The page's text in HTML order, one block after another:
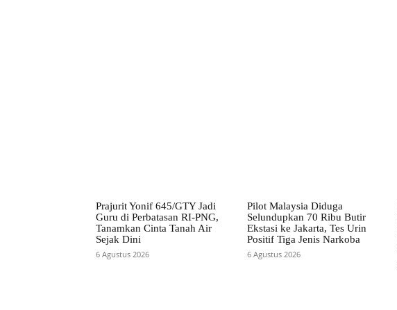
Prajurit Yonif 645/GTY Jadi
Guru di Perbatasan RI-PNG,
Tanamkan Cinta Tanah Air
Sejak Dini
6 Agustus 2026
Pilot Malaysia Diduga
Selundupkan 70 Ribu Butir
Ekstasi ke Jakarta, Tes Urin
Positif Tiga Jenis Narkoba
6 Agustus 2026